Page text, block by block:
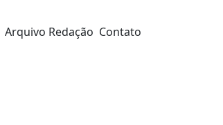
Arquivo Redação Contato